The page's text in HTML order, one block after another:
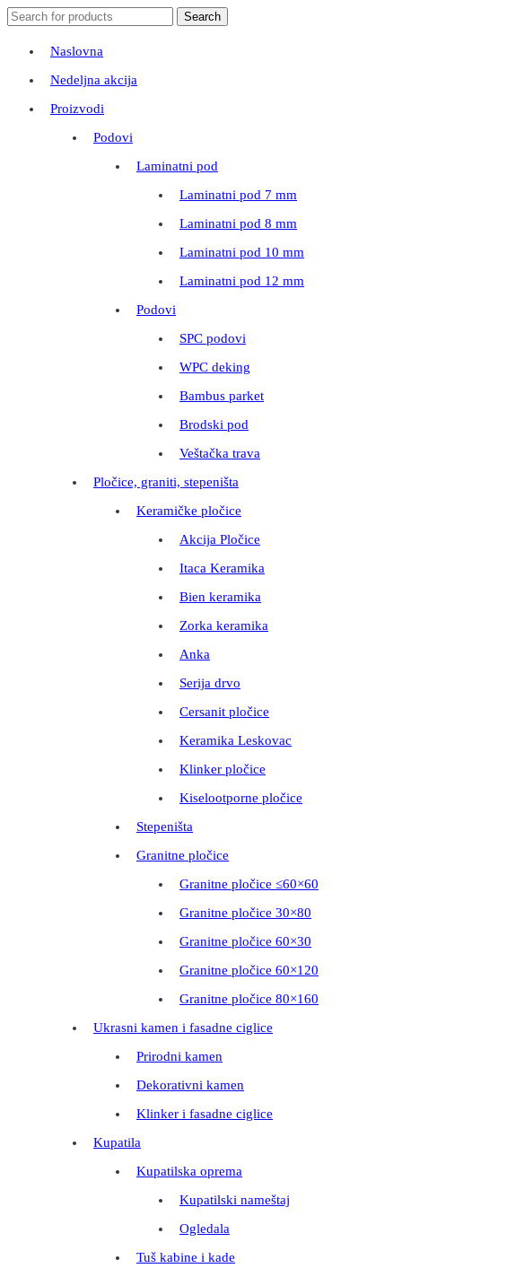
Search
for:
Search
Naslovna
Nedeljna akcija
Proizvodi
Podovi
Laminatni pod
Laminatni pod 7 mm
Laminatni pod 8 mm
Laminatni pod 10 mm
Laminatni pod 12 mm
Podovi
SPC podovi
WPC deking
Bambus parket
Brodski pod
Veštačka trava
Pločice, graniti, stepeništa
Keramičke pločice
Akcija Pločice
Itaca Keramika
Bien keramika
Zorka keramika
Anka
Serija drvo
Cersanit pločice
Keramika Leskovac
Klinker pločice
Kiselootporne pločice
Stepeništa
Granitne pločice
Granitne pločice ≤60×60
Granitne pločice 30×80
Granitne pločice 60×30
Granitne pločice 60×120
Granitne pločice 80×160
Ukrasni kamen i fasadne ciglice
Prirodni kamen
Dekorativni kamen
Klinker i fasadne ciglice
Kupatila
Kupatilska oprema
Kupatilski nameštaj
Ogledala
Tuš kabine i kade